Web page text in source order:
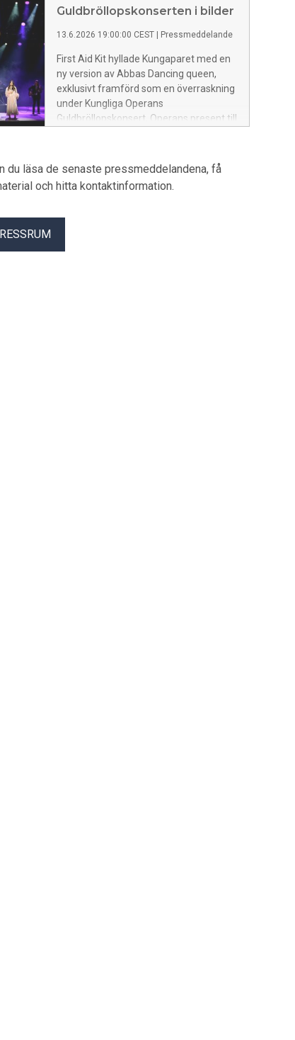
den historiska gasklockan av tegel
och evenemangsarena. Här flyttar
Operahuset vid Gustav Adolfs torg
renoveras och byggs om. Våren 2027
öppnar dörrarna för föreställningar och
olika evenemang.
Guldbröllopskonserten i bilder
13.6.2026 19:00:00 CEST Pressmeddelande
First Aid Kit hyllade Kungaparet med en
ny version av Abbas Dancing queen,
exklusivt framförd som en överraskning
under Kungliga Operans
Guldbröllopskonsert, Operans present till
kvällen uruppfördes också sången "The
most beautiful love song" framförd av
Toussaint Chiza och Ella Tiritiello och
Stina Ekblad. Även Kungliga Hovkapellet,
du läsa de senaste pressmeddelandena, få
och hitta kontaktinformation.